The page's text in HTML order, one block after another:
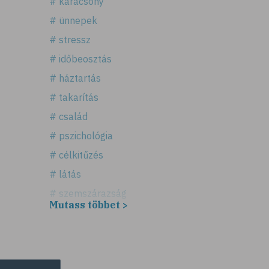
# ünnepek
# stressz
# időbeosztás
# háztartás
# takarítás
# család
# pszichológia
# célkitűzés
# látás
# szemszárazság
Mutass többet >